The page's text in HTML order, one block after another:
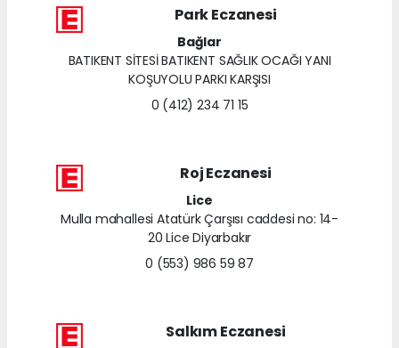
Park Eczanesi
Bağlar
BATIKENT SİTESİ BATIKENT SAĞLIK OCAĞI YANI
KOŞUYOLU PARKI KARŞISI
0 (412) 234 71 15
Roj Eczanesi
Lice
Mulla mahallesi Atatürk Çarşısı caddesi no: 14-
20 Lice Diyarbakır
0 (553) 986 59 87
Salkım Eczanesi